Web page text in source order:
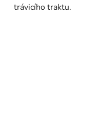
trávicího traktu.